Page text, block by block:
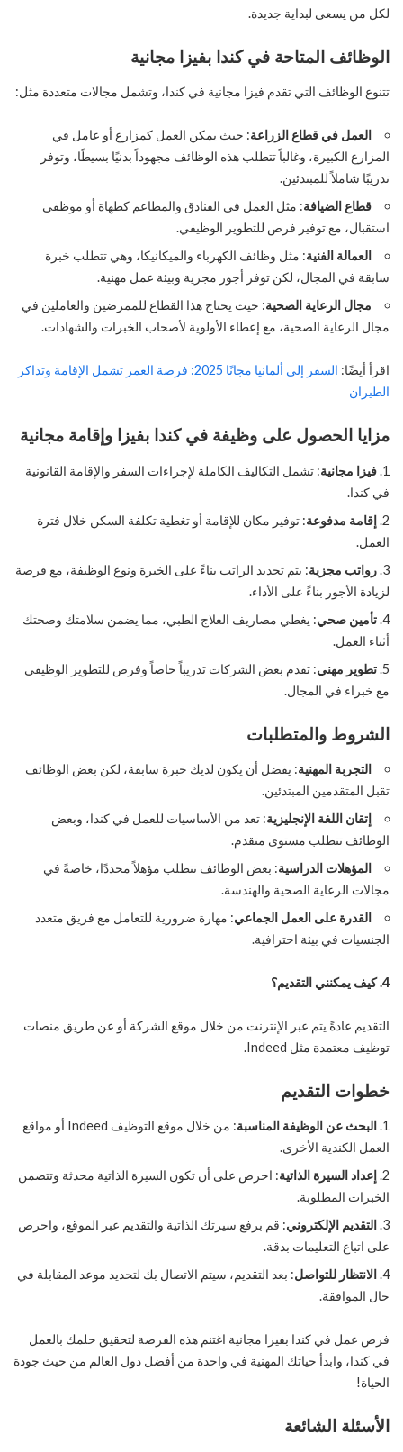
لكل من يسعى لبداية جديدة.
الوظائف المتاحة في كندا بفيزا مجانية
تتنوع الوظائف التي تقدم فيزا مجانية في كندا، وتشمل مجالات متعددة مثل:
العمل في قطاع الزراعة: حيث يمكن العمل كمزارع أو عامل في
المزارع الكبيرة، وغالباً تتطلب هذه الوظائف مجهوداً بدنيًا بسيطًا، وتوفر
تدريبًا شاملاً للمبتدئين.
قطاع الضيافة: مثل العمل في الفنادق والمطاعم كطهاة أو موظفي
استقبال، مع توفير فرص للتطوير الوظيفي.
العمالة الفنية: مثل وظائف الكهرباء والميكانيكا، وهي تتطلب خبرة
سابقة في المجال، لكن توفر أجور مجزية وبيئة عمل مهنية.
مجال الرعاية الصحية: حيث يحتاج هذا القطاع للممرضين والعاملين في
مجال الرعاية الصحية، مع إعطاء الأولوية لأصحاب الخبرات والشهادات.
اقرأ أيضًا:
السفر إلى ألمانيا مجانًا 2025: فرصة العمر تشمل الإقامة وتذاكر
الطيران
مزايا الحصول على وظيفة في كندا بفيزا وإقامة مجانية
فيزا مجانية: تشمل التكاليف الكاملة لإجراءات السفر والإقامة القانونية
في كندا.
إقامة مدفوعة: توفير مكان للإقامة أو تغطية تكلفة السكن خلال فترة
العمل.
رواتب مجزية: يتم تحديد الراتب بناءً على الخبرة ونوع الوظيفة، مع فرصة
لزيادة الأجور بناءً على الأداء.
تأمين صحي: يغطي مصاريف العلاج الطبي، مما يضمن سلامتك وصحتك
أثناء العمل.
تطوير مهني: تقدم بعض الشركات تدريباً خاصاً وفرص للتطوير الوظيفي
مع خبراء في المجال.
الشروط والمتطلبات
التجربة المهنية: يفضل أن يكون لديك خبرة سابقة، لكن بعض الوظائف
تقبل المتقدمين المبتدئين.
إتقان اللغة الإنجليزية: تعد من الأساسيات للعمل في كندا، وبعض
الوظائف تتطلب مستوى متقدم.
المؤهلات الدراسية: بعض الوظائف تتطلب مؤهلاً محددًا، خاصةً في
مجالات الرعاية الصحية والهندسة.
القدرة على العمل الجماعي: مهارة ضرورية للتعامل مع فريق متعدد
الجنسيات في بيئة احترافية.
4. كيف يمكنني التقديم؟
التقديم عادةً يتم عبر الإنترنت من خلال موقع الشركة أو عن طريق منصات
توظيف معتمدة مثل Indeed.
خطوات التقديم
البحث عن الوظيفة المناسبة
: من خلال موقع التوظيف Indeed أو مواقع
العمل الكندية الأخرى.
إعداد السيرة الذاتية: احرص على أن تكون السيرة الذاتية محدثة وتتضمن
الخبرات المطلوبة.
التقديم الإلكتروني: قم برفع سيرتك الذاتية والتقديم عبر الموقع، واحرص
على اتباع التعليمات بدقة.
الانتظار للتواصل: بعد التقديم، سيتم الاتصال بك لتحديد موعد المقابلة في
حال الموافقة.
فرص عمل في كندا بفيزا مجانية اغتنم هذه الفرصة لتحقيق حلمك بالعمل
في كندا، وابدأ حياتك المهنية في واحدة من أفضل دول العالم من حيث جودة
الحياة!
الأسئلة الشائعة